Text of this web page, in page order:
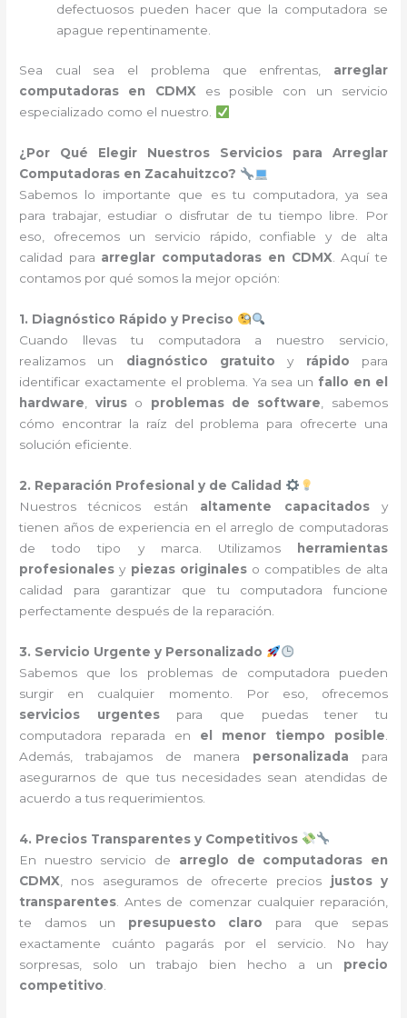
defectuosos pueden hacer que la computadora se
apague repentinamente.
Sea cual sea el problema que enfrentas, arreglar
computadoras en CDMXes posible con un servicio
especializado como el nuestro.
¿Por Qué Elegir Nuestros Servicios para Arreglar
Computadoras en Zacahuitzco?
Sabemos lo importante que es tu computadora, ya sea
para trabajar, estudiar o disfrutar de tu tiempo libre. Por
eso, ofrecemos un servicio rápido, confiable y de alta
calidad para arreglar computadoras en CDMX. Aquí te
contamos por qué somos la mejor opción:
1. Diagnóstico Rápido y Preciso
Cuando llevas tu computadora a nuestro servicio,
realizamos un diagnóstico gratuito y rápido para
identificar exactamente el problema. Ya sea un fallo en el
hardware
viruso problemas de software , sabemos
cómo encontrar la raíz del problema para ofrecerte una
solución eficiente.
2. Reparación Profesional y de Calidad
Nuestros técnicos están altamente capacitadosy
tienen años de experiencia en el arreglo de computadoras
de todo tipo y marca. Utilizamos
herramientas
profesionales y piezas originaleso compatibles de alta
calidad para garantizar que tu computadora funcione
perfectamente después de la reparación.
3. Servicio Urgente y Personalizado
Sabemos que los problemas de computadora pueden
surgir en cualquier momento. Por eso, ofrecemos
servicios urgentespara que puedas tener tu
computadora reparada en el menor tiempo posible
Además, trabajamos de manera personalizada para
asegurarnos de que tus necesidades sean atendidas de
acuerdo a tus requerimientos.
4. Precios Transparentes y Competitivos
En nuestro servicio de arreglo de computadoras en
CDMX , nos aseguramos de ofrecerte precios justos y
transparentes . Antes de comenzar cualquier reparación,
te damos un presupuesto claro para que sepas
exactamente cuánto pagarás por el servicio. No hay
sorpresas, solo un trabajo bien hecho a un precio
competitivo